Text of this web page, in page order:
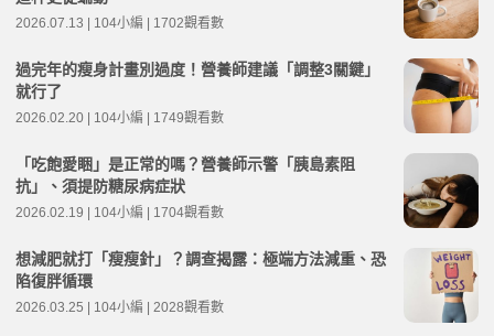
2026.07.13 | 104小編 | 1702觀看數
過完年的瘦身計畫別過度！營養師建議「調整3關鍵」
就行了
2026.02.20 | 104小編 | 1749觀看數
「吃飽愛睏」是正常的嗎？營養師示警「胰島素阻
抗」、須提防糖尿病症狀
2026.02.19 | 104小編 | 1704觀看數
想減肥就打「瘦瘦針」？調查揭露：極端方法減重、恐
陷復胖循環
2026.03.25 | 104小編 | 2028觀看數